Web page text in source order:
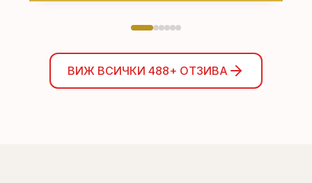
ВИЖ ВСИЧКИ 488+ ОТЗИВА